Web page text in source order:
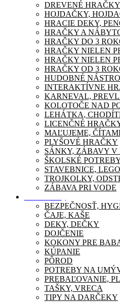
DREVENÉ HRAČKY
HOJDAČKY,
HRACIE DEKY,
HRAČKY A
HRAČKY DO 3
HRAČKY NIELEN
HRAČKY NIELEN
HRAČKY OD 3
HUDOBNÉ
INTERAKTÍVNE
KARNEVAL,
KOLOTOČE NAD
LEHÁTKA,
LICENČNÉ
MAĽUJEME,
PLYŠOVÉ HRAČKY
SÁNKY, ZÁBAVY V
ŠKOLSKÉ
STAVEBNICE,
TROJKOLKY,
ZÁBAVA PRI VODE
BEZPEČNOSŤ,
ČAJE, KAŠE
DEKY, DEČKY
DOJČENIE
KOKONY PRE
KÚPANIE
PÔROD
POTREBY NA
PREBAĽOVANIE,
TAŠKY, VRECA
TIPY NA DARČEKY